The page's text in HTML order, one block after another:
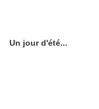
Un jour d'été...